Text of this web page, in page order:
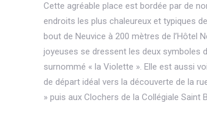
Cette agréable place est bordée par de
endroits les plus chaleureux et typiques
bout de Neuvice à 200 mètres de l’Hôtel
joyeuses se dressent les deux symboles
surnommé « la Violette ». Elle est aussi
de départ idéal vers la découverte de la
» puis aux Clochers de la Collégiale Saint